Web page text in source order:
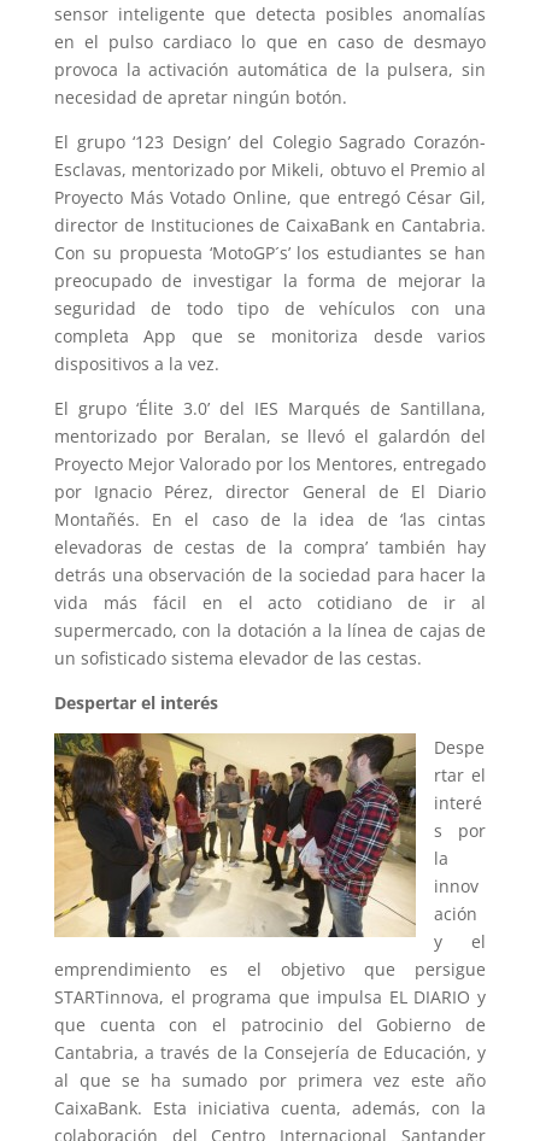
sensor inteligente que detecta posibles anomalías
en el pulso cardiaco lo que en caso de desmayo
provoca la activación automática de la pulsera, sin
necesidad de apretar ningún botón.
El grupo ‘123 Design’ del Colegio Sagrado Corazón-
Esclavas, mentorizado por Mikeli, obtuvo el Premio al
Proyecto Más Votado Online, que entregó César Gil,
director de Instituciones de CaixaBank en Cantabria.
Con su propuesta ‘MotoGP´s’ los estudiantes se han
preocupado de investigar la forma de mejorar la
seguridad de todo tipo de vehículos con una
completa App que se monitoriza desde varios
dispositivos a la vez.
El grupo ‘Élite 3.0’ del IES Marqués de Santillana,
mentorizado por Beralan, se llevó el galardón del
Proyecto Mejor Valorado por los Mentores, entregado
por Ignacio Pérez, director General de El Diario
Montañés. En el caso de la idea de ‘las cintas
elevadoras de cestas de la compra’ también hay
detrás una observación de la sociedad para hacer la
vida más fácil en el acto cotidiano de ir al
supermercado, con la dotación a la línea de cajas de
un sofisticado sistema elevador de las cestas.
Despertar el interés
Despe
rtar el
interé
s por
la
innov
ación
y el
emprendimiento es el objetivo que persigue
STARTinnova, el programa que impulsa EL DIARIO y
que cuenta con el patrocinio del Gobierno de
Cantabria, a través de la Consejería de Educación, y
al que se ha sumado por primera vez este año
CaixaBank. Esta iniciativa cuenta, además, con la
colaboración del Centro Internacional Santander